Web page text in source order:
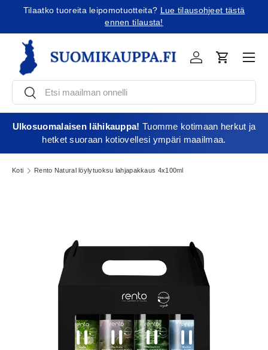
Tilaatko tuoreita leipomotuotteita? Lue tilausohjeet tästä
ennen tilausta!
EtsiEtsi
KirjauduOstoskori
Ulkosuomalaisen lähikauppa! Tuomme kotimaan herkut ja
hetket suoraan kotiovellesi ympäri maailmaa.
Koti Rento Natural löylytuoksu lahjapakkaus 4x100ml